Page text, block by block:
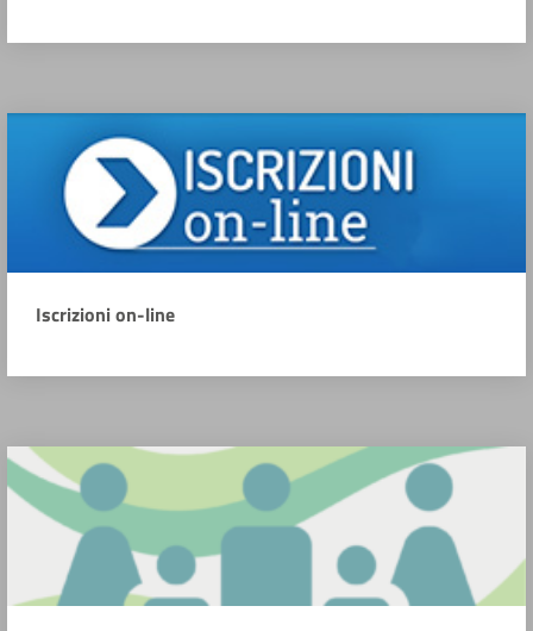
Iscrizioni on-line